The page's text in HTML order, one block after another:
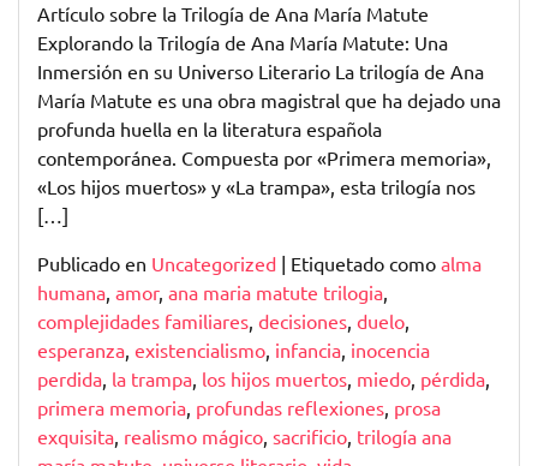
Artículo sobre la Trilogía de Ana María Matute
Explorando la Trilogía de Ana María Matute: Una
Inmersión en su Universo Literario La trilogía de Ana
María Matute es una obra magistral que ha dejado una
profunda huella en la literatura española
contemporánea. Compuesta por «Primera memoria»,
«Los hijos muertos» y «La trampa», esta trilogía nos
[…]
Publicado en Uncategorized | Etiquetado como alma
humana, amor, ana maria matute trilogia,
complejidades familiares, decisiones, duelo,
esperanza, existencialismo, infancia, inocencia
perdida, la trampa, los hijos muertos, miedo, pérdida,
primera memoria, profundas reflexiones, prosa
exquisita, realismo mágico, sacrificio, trilogía ana